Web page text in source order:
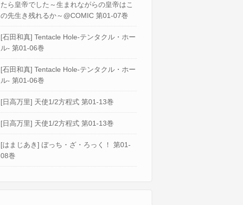
たら皇帝でした～生まれながらの皇帝はこ
の先生き残れるか～@COMIC 第01-07巻
[石田和真] Tentacle Hole-テンタクル・ホー
ル- 第01-06巻
[石田和真] Tentacle Hole-テンタクル・ホー
ル- 第01-06巻
[日高万里] 天使1/2方程式 第01-13巻
[日高万里] 天使1/2方程式 第01-13巻
[はまじあき] ぼっち・ざ・ろっく！ 第01-
08巻